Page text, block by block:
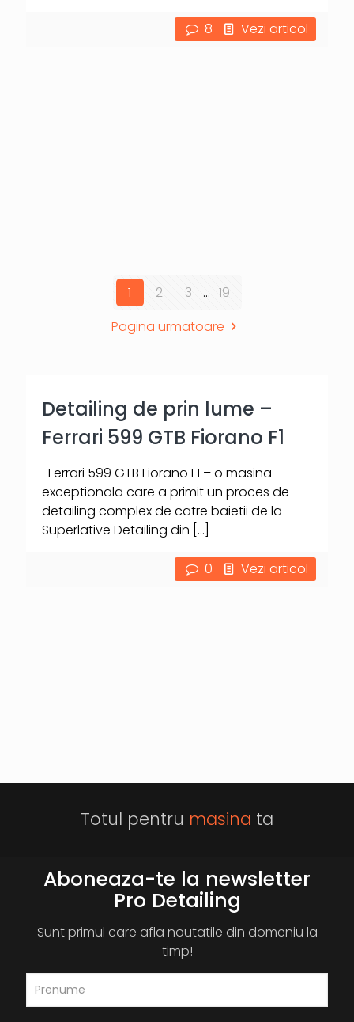
8 Vezi articol
1 2 3 ... 19
Pagina urmatoare
Detailing de prin lume –
Ferrari 599 GTB Fiorano F1
Ferrari 599 GTB Fiorano F1 – o masina
exceptionala care a primit un proces de
detailing complex de catre baietii de la
Superlative Detailing din […]
0 Vezi articol
Totul pentru masina ta
Aboneaza-te la newsletter
Pro Detailing
Sunt primul care afla noutatile din domeniu la
timp!